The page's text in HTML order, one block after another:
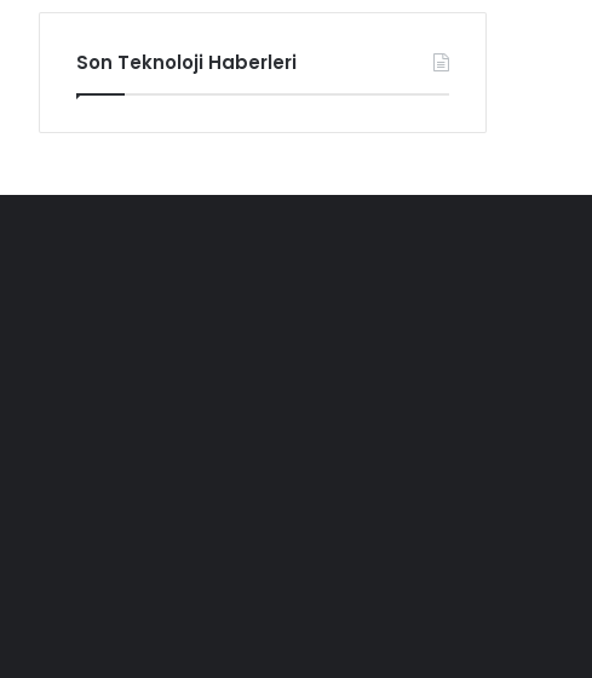
Son Teknoloji Haberleri